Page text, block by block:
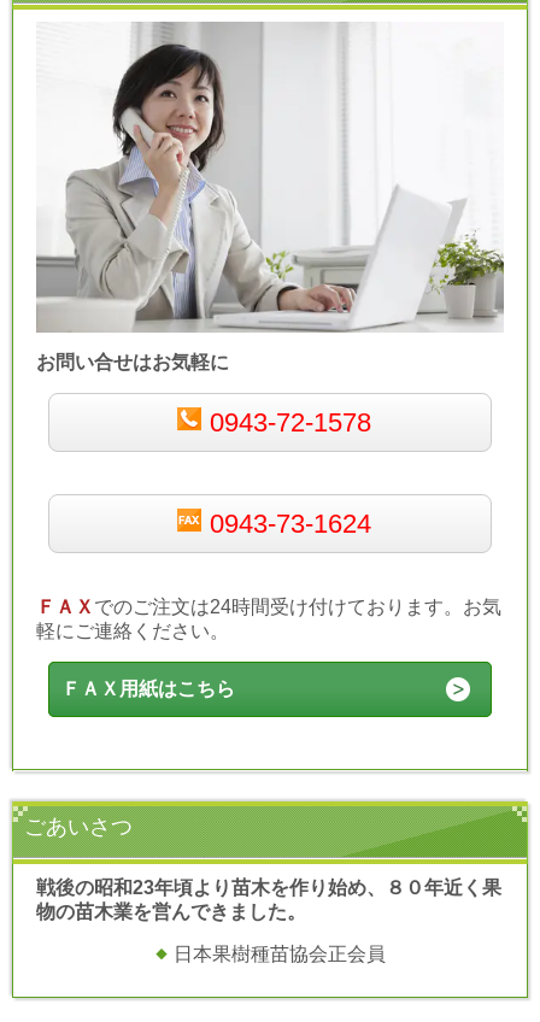
お問い合せはお気軽に
0943-72-1578
0943-73-1624
ＦＡＸ でのご注文は24時間受け付けております。お気
軽にご連絡ください。
ＦＡＸ用紙はこちら
ごあいさつ
戦後の昭和23年頃より苗木を作り始め、８０年近く果
物の苗木業を営んできました。
日本果樹種苗協会正会員